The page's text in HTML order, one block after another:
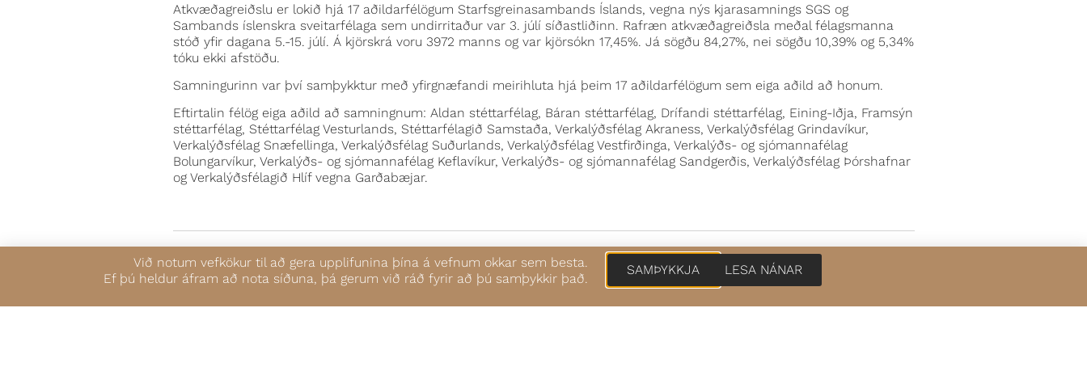
Atkvæðagreiðslu er lokið hjá 17 aðildarfélögum Starfsgreinasambands Íslands, vegna nýs kjarasamnings SGS og
Sambands íslenskra sveitarfélaga sem undirritaður var 3. júlí síðastliðinn. Rafræn atkvæðagreiðsla meðal félagsmanna
stóð yfir dagana 5.-15. júlí. Á kjörskrá voru 3972 manns og var kjörsókn 17,45%. Já sögðu 84,27%, nei sögðu 10,39% og 5,34%
tóku ekki afstöðu.
Samningurinn var því samþykktur með yfirgnæfandi meirihluta hjá þeim 17 aðildarfélögum sem eiga aðild að honum.
Eftirtalin félög eiga aðild að samningnum: Aldan stéttarfélag, Báran stéttarfélag, Drífandi stéttarfélag, Eining-Iðja, Framsýn
stéttarfélag, Stéttarfélag Vesturlands, Stéttarfélagið Samstaða, Verkalýðsfélag Akraness, Verkalýðsfélag Grindavíkur,
Verkalýðsfélag Snæfellinga, Verkalýðsfélag Suðurlands, Verkalýðsfélag Vestfirðinga, Verkalýðs- og sjómannafélag
Bolungarvíkur, Verkalýðs- og sjómannafélag Keflavíkur, Verkalýðs- og sjómannafélag Sandgerðis, Verkalýðsfélag Þórshafnar
og Verkalýðsfélagið Hlíf vegna Garðabæjar.
FYRRI FRÉTT NÆSTA FRÉTT
Við notum vefkökur til að gera upplifunina þína á vefnum okkar sem besta.
Ef þú heldur áfram að nota síðuna, þá gerum við ráð fyrir að þú samþykkir það.
SAMÞYKKJA LESA NÁNAR